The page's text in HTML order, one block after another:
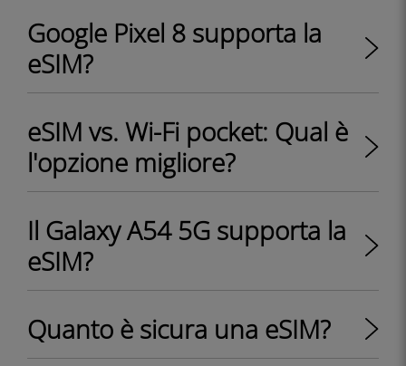
Google Pixel 8 supporta la
eSIM?
eSIM vs. Wi-Fi pocket: Qual è
l'opzione migliore?
Il Galaxy A54 5G supporta la
eSIM?
Quanto è sicura una eSIM?